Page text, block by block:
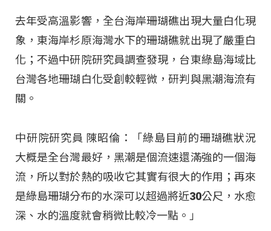
去年受高溫影響，全台海岸珊瑚礁出現大量白化現
象，東海岸杉原海灣水下的珊瑚礁就出現了嚴重白
化；不過中研院研究員調查發現，台東綠島海域比
台灣各地珊瑚白化受創較輕微，研判與黑潮海流有
關。
中研院研究員 陳昭倫：「綠島目前的珊瑚礁狀況
大概是全台灣最好，黑潮是個流速還滿強的一個海
流，所以對於熱的吸收它其實有很大的作用；再來
是綠島珊瑚分布的水深可以超過將近30公尺，水愈
深、水的溫度就會稍微比較冷一點。」